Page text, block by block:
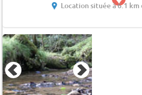
Location située à 6.1 km